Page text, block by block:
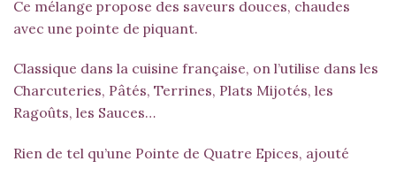
Ce mélange propose des saveurs douces, chaudes
avec une pointe de piquant.
Classique dans la cuisine française, on l’utilise dans les
Charcuteries, Pâtés, Terrines, Plats Mijotés, les
Ragoûts, les Sauces…
Rien de tel qu’une Pointe de Quatre Epices, ajouté